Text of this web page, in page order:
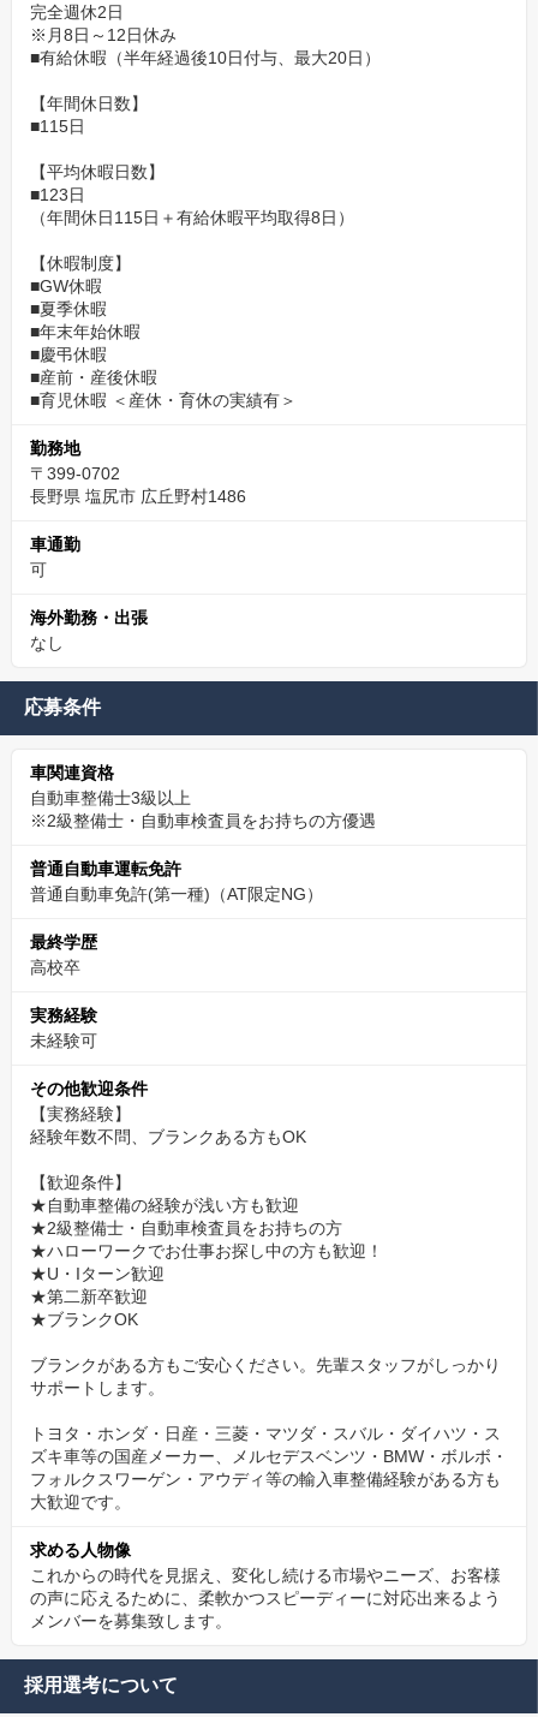
完全週休2日
※月8日～12日休み
■有給休暇（半年経過後10日付与、最大20日）
【年間休日数】
■115日
【平均休暇日数】
■123日
（年間休日115日＋有給休暇平均取得8日）
【休暇制度】
■GW休暇
■夏季休暇
■年末年始休暇
■慶弔休暇
■産前・産後休暇
■育児休暇 ＜産休・育休の実績有＞
勤務地
〒399-0702
長野県 塩尻市 広丘野村1486
車通勤
可
海外勤務・出張
なし
応募条件
車関連資格
自動車整備士3級以上
※2級整備士・自動車検査員をお持ちの方優遇
普通自動車運転免許
普通自動車免許(第一種)（AT限定NG）
最終学歴
高校卒
実務経験
未経験可
その他歓迎条件
【実務経験】
経験年数不問、ブランクある方もOK
【歓迎条件】
★自動車整備の経験が浅い方も歓迎
★2級整備士・自動車検査員をお持ちの方
★ハローワークでお仕事お探し中の方も歓迎！
★U・Iターン歓迎
★第二新卒歓迎
★ブランクOK
ブランクがある方もご安心ください。先輩スタッフがしっかり
サポートします。
トヨタ・ホンダ・日産・三菱・マツダ・スバル・ダイハツ・ス
ズキ車等の国産メーカー、メルセデスベンツ・BMW・ボルボ・
フォルクスワーゲン・アウディ等の輸入車整備経験がある方も
大歓迎です。
求める人物像
これからの時代を見据え、変化し続ける市場やニーズ、お客様
の声に応えるために、柔軟かつスピーディーに対応出来るよう
メンバーを募集致します。
採用選考について